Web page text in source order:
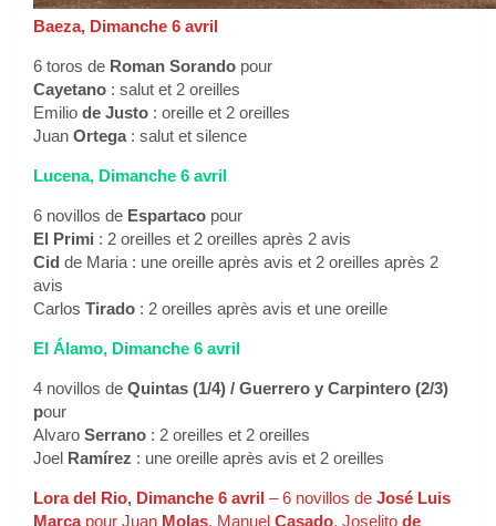
Baeza, Dimanche 6 avril
6 toros de Roman Sorando pour
Cayetano : salut et 2 oreilles
Emilio de Justo : oreille et 2 oreilles
Juan Ortega: salut et silence
Lucena, Dimanche 6 avril
6 novillos de Espartaco pour
El Primi : 2 oreilles et 2 oreilles après 2 avis
Cid de Maria : une oreille après avis et 2 oreilles après 2
avis
Carlos Tirado : 2 oreilles après avis et une oreille
El Álamo, Dimanche 6 avril
4 novillos de Quintas (1/4) / Guerrero y Carpintero (2/3)
pour
Alvaro Serrano : 2 oreilles et 2 oreilles
Joel Ramírez : une oreille après avis et 2 oreilles
Lora del Rio, Dimanche 6 avril – 6 novillos de José Luis
Marcapour Juan Molas, Manuel Casado, Joselito de